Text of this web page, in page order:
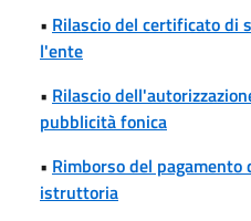
• Rilascio del certificato di
l'ente
• Rilascio
pubblicità fonica
• Rimborso del
istruttoria